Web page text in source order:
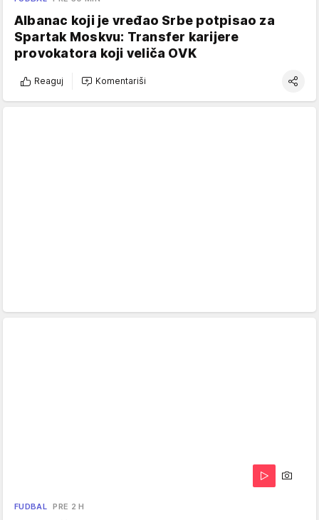
Albanac koji je vređao Srbe potpisao za
Spartak Moskvu: Transfer karijere
provokatora koji veliča OVK
Reaguj Komentariši
FUDBAL PRE 2 H